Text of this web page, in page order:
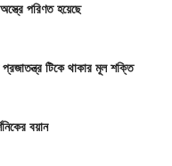
পরিণত হয়েছে
প্রজাতন্ত্র টিকে থাকার মূল শক্তি
বয়ান